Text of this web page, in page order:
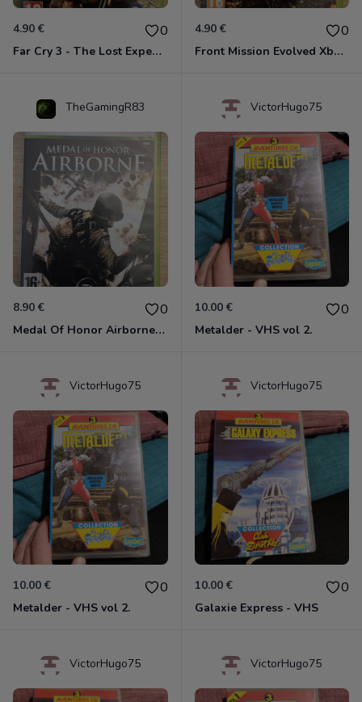
4.90 € 0
Far Cry 3 - The Lost Expeditions - Edition Spéciale Xbox 360
4.90 € 0
Front Mission Evolved Xbox 360
TheGamingR83
8.90 € 0
Medal Of Honor Airborne Xbox 360
VictorHugo75
10.00 € 0
Metalder - VHS vol 2.
VictorHugo75
10.00 € 0
Metalder - VHS vol 2.
VictorHugo75
10.00 € 0
Galaxie Express - VHS
VictorHugo75 VictorHugo75